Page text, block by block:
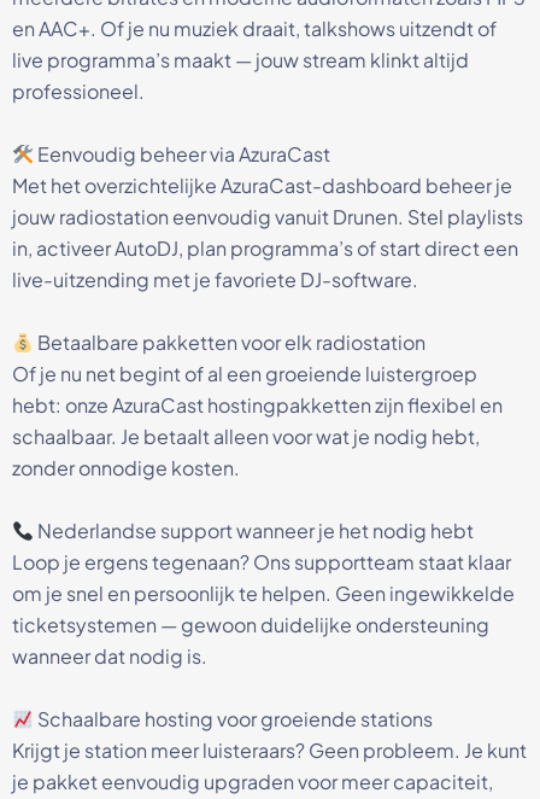
en AAC+. Of je nu muziek draait, talkshows uitzendt of
live programma’s maakt — jouw stream klinkt altijd
professioneel.
Eenvoudig beheer via AzuraCast
Met het overzichtelijke AzuraCast-dashboard beheer je
jouw radiostation eenvoudig vanuit Drunen. Stel playlists
in, activeer AutoDJ, plan programma’s of start direct een
live-uitzending met je favoriete DJ-software.
Betaalbare pakketten voor elk radiostation
Of je nu net begint of al een groeiende luistergroep
hebt: onze AzuraCast hostingpakketten zijn flexibel en
schaalbaar. Je betaalt alleen voor wat je nodig hebt,
zonder onnodige kosten.
Nederlandse support wanneer je het nodig hebt
Loop je ergens tegenaan? Ons supportteam staat klaar
om je snel en persoonlijk te helpen. Geen ingewikkelde
ticketsystemen — gewoon duidelijke ondersteuning
wanneer dat nodig is.
Schaalbare hosting voor groeiende stations
Krijgt je station meer luisteraars? Geen probleem. Je kunt
je pakket eenvoudig upgraden voor meer capaciteit,